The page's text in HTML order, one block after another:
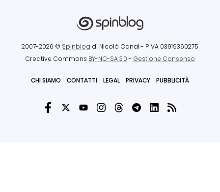
2007-2026 © Spinblog di Nicolò Canal - P.IVA 03919360275
Creative Commons BY-NC-SA 3.0- Gestione Consenso
CHI SIAMO CONTATTI LEGAL PRIVACY PUBBLICITÀ